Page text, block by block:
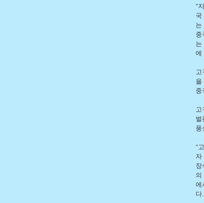
"
국
는
중
는
에
을
중
벌
풍
"
자
장
의
에
다